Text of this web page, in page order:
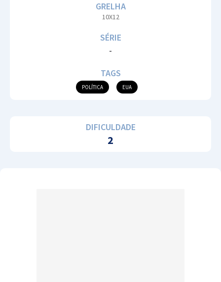
GRELHA
10X12
SÉRIE
-
TAGS
POLÍTICA EUA
DIFICULDADE
2